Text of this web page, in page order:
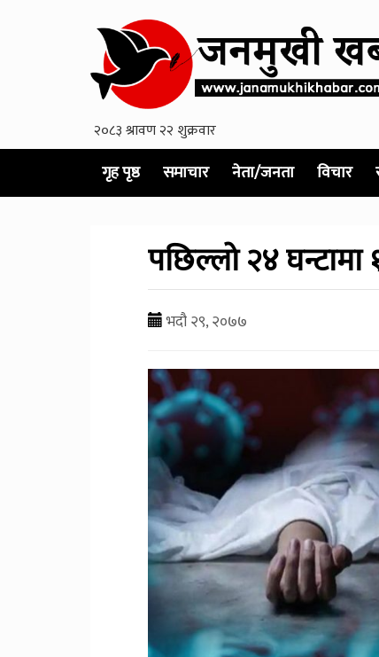
गृह पृष्ठ समाचार नेता/जनता विचार
पछिल्लो २४ घन्टामा
भदौ २९, २०७७